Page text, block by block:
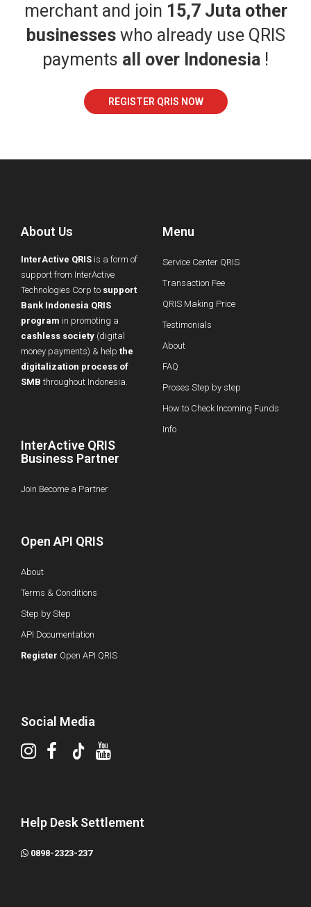
merchant and join 15,7 Juta other
businesseswho already use QRIS
payments all over Indonesia !
REGISTER QRIS NOW
About Us
InterActive QRIS is a form of
support from InterActive
Technologies Corp to support
Bank Indonesia QRIS
program in promoting a
cashless society (digital
money payments) & help the
digitalization process of
SMB throughout Indonesia.
InterActive QRIS
Business Partner
Join Become a Partner
Menu
Service Center QRIS
Transaction Fee
QRIS Making Price
Testimonials
About
FAQ
Proses Step by step
How to Check Incoming Funds
Info
Open API QRIS
About
Terms & Conditions
Step by Step
API Documentation
Register Open API QRIS
Social Media
Help Desk Settlement
0898-2323-237